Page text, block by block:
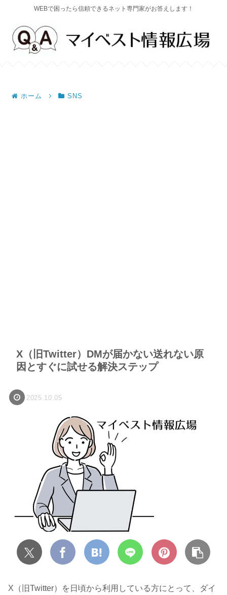
WEBで困ったら信頼できるネット専門家がお答えします！
ホーム SNS
X（旧Twitter）DMが届かない送れない原
因とすぐに試せる解決ステップ
2025.10.05
X（旧Twitter）を日頃から利用している方にとって、ダイ